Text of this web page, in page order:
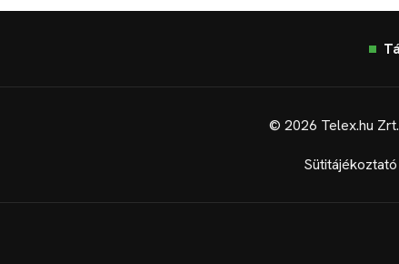
© 2026 Telex.hu Zrt.
Sütitájékoztató